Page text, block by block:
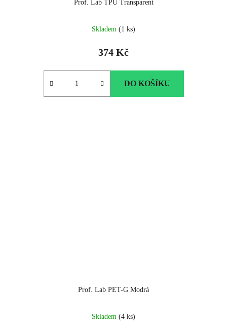
Prof. Lab TPU Transparent
Skladem (1 ks)
374 Kč
DO KOŠÍKU
Prof. Lab PET-G Modrá
Skladem (4 ks)